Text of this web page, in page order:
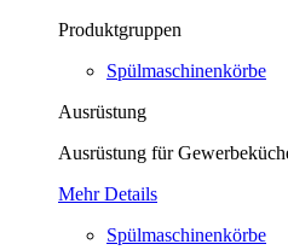
Produktgruppen
Spülmaschinenkörbe
Ausrüstung
Ausrüstung für
Mehr Details
Spülmaschinenkörbe